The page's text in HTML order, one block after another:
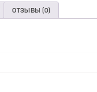
ОТЗЫВЫ (0)